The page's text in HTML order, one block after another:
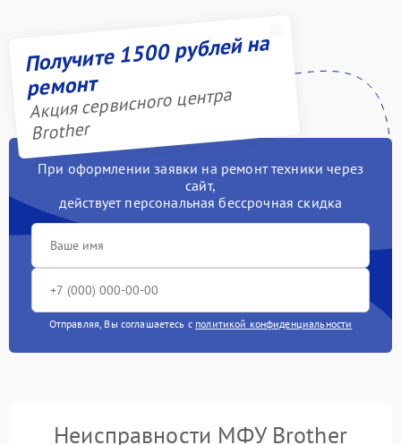
Получите 1500 рублей на
ремонт
Акция сервисного центра
Brother
При оформлении заявки на ремонт техники через
сайт,
действует персональная бессрочная скидка
Отправляя, Вы соглашаетесь с политикой конфиденциальности
Неисправности МФУ Brother